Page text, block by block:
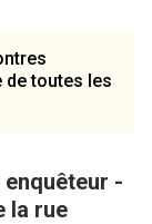
de toutes les
-
la rue